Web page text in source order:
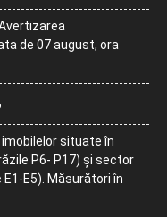
de 07 august, ora
imobilelor situate în
P6- P17) și sector
E5). Măsurători în